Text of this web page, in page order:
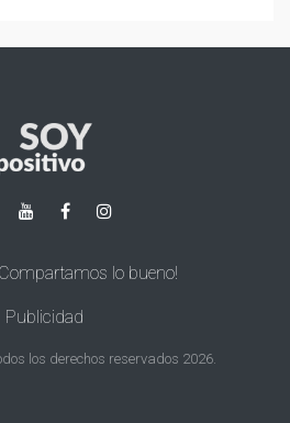
lo bueno!
Publicidad
los derechos reservados 2026.